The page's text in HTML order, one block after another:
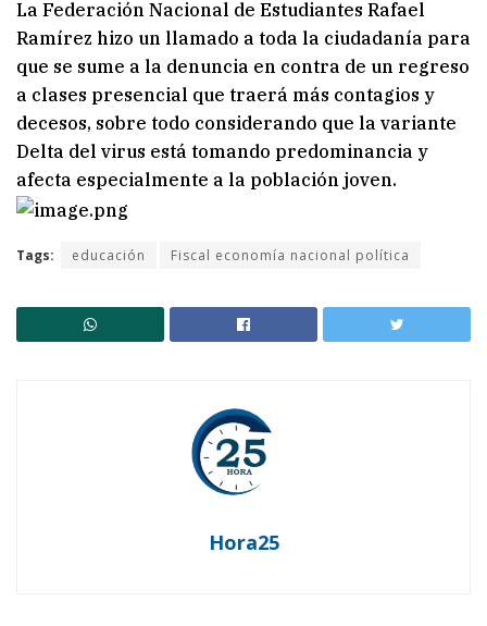
La Federación Nacional de Estudiantes Rafael
Ramírez hizo un llamado a toda la ciudadanía para
que se sume a la denuncia en contra de un regreso
a clases presencial que traerá más contagios y
decesos, sobre todo considerando que la variante
Delta del virus está tomando predominancia y
afecta especialmente a la población joven.
Tags: educación Fiscal economía nacional política
Hora25